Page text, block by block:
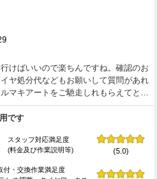
けばいいので楽ちんですね。確認のお
ヤ処分代などもお願いして質問があれ
マキアートをご馳走しれもらえてとて
です
スタッフ対応満足度
(料金及び作業説明等)
(5.0)
付・交換作業満足度